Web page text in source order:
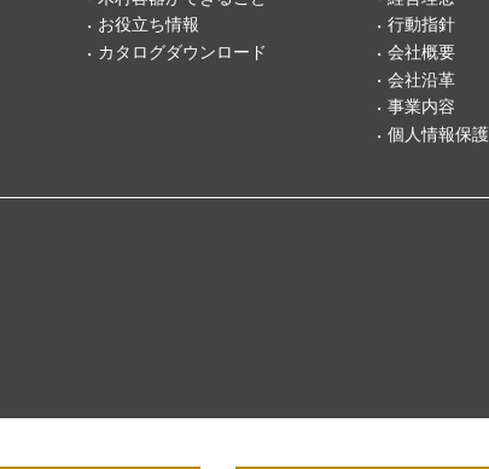
お役立ち情報
カタログダウンロード
行動指針
会社概要
会社沿革
事業内容
個人情報保